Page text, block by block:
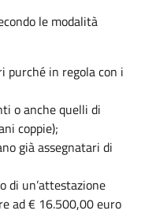
le modalità
in regola con i
o anche quelli di
coppie);
già assegnatari di
di un’attestazione
ad € 16.500,00 euro